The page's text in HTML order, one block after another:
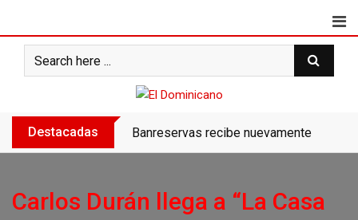
content
Destacadas Banreservas recibe nuevamente la
Carlos Durán llega a “La Casa